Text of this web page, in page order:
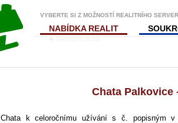
VYBERTE SI Z MOŽNOSTÍ REALITNÍHO
NABÍDKA REALIT
Chata Palkovice
Chata k celoročnímu užívání s č. popisným